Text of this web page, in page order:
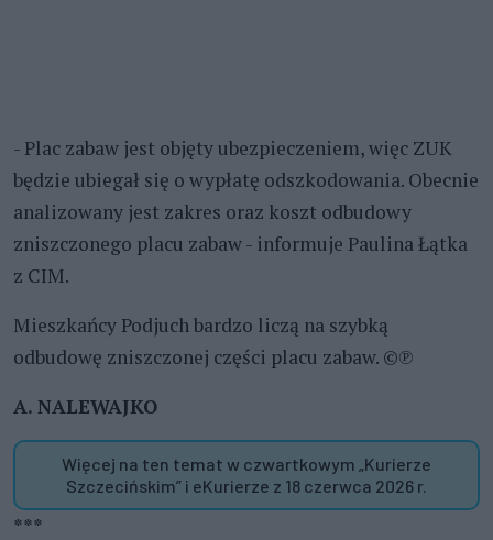
- Plac zabaw jest objęty ubezpieczeniem, więc ZUK
będzie ubiegał się o wypłatę odszkodowania. Obecnie
analizowany jest zakres oraz koszt odbudowy
zniszczonego placu zabaw - informuje Paulina Łątka
z CIM.
Mieszkańcy Podjuch bardzo liczą na szybką
odbudowę zniszczonej części placu zabaw. ©℗
A. NALEWAJKO
Więcej na ten temat w czwartkowym „Kurierze
Szczecińskim” i eKurierze z 18 czerwca 2026 r.
***